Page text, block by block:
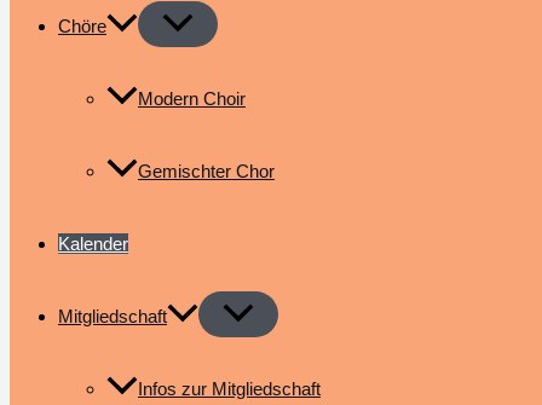
Chöre
Modern Choir
Gemischter Chor
Kalender
Mitgliedschaft
Infos zur Mitgliedschaft